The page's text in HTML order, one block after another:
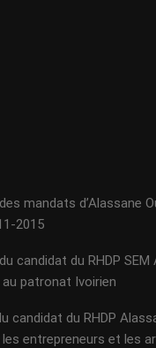
mandats d’Alassane
2015
candidat du RHDP SEM
patronat Ivoirien
candidat du RHDP
entrepreneurs et les